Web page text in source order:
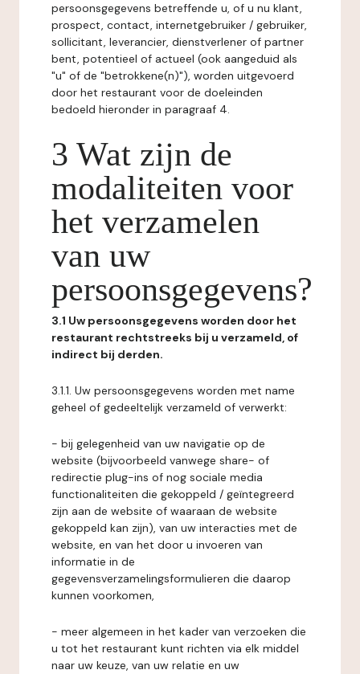
persoonsgegevens betreffende u, of u nu klant,
prospect, contact, internetgebruiker / gebruiker,
sollicitant, leverancier, dienstverlener of partner
bent, potentieel of actueel (ook aangeduid als
"u" of de "betrokkene(n)"), worden uitgevoerd
door het restaurant voor de doeleinden
bedoeld hieronder in paragraaf 4.
3 Wat zijn de
modaliteiten voor
het verzamelen
van uw
persoonsgegevens?
3.1 Uw persoonsgegevens worden door het
restaurant rechtstreeks bij u verzameld, of
indirect bij derden.
3.1.1. Uw persoonsgegevens worden met name
geheel of gedeeltelijk verzameld of verwerkt:
- bij gelegenheid van uw navigatie op de
website (bijvoorbeeld vanwege share- of
redirectie plug-ins of nog sociale media
functionaliteiten die gekoppeld / geïntegreerd
zijn aan de website of waaraan de website
gekoppeld kan zijn), van uw interacties met de
website, en van het door u invoeren van
informatie in de
gegevensverzamelingsformulieren die daarop
kunnen voorkomen,
- meer algemeen in het kader van verzoeken die
u tot het restaurant kunt richten via elk middel
naar uw keuze, van uw relatie en uw